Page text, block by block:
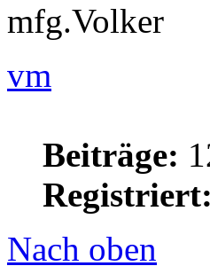
mfg.Volker
vm
Beiträge:
Registriert:
Nach oben